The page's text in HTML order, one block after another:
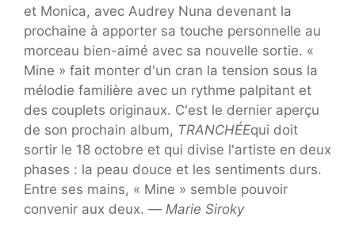
et Monica, avec Audrey Nuna devenant la
prochaine à apporter sa touche personnelle au
morceau bien-aimé avec sa nouvelle sortie. «
Mine » fait monter d'un cran la tension sous la
mélodie familière avec un rythme palpitant et
des couplets originaux. C'est le dernier aperçu
de son prochain album, TRANCHÉEqui doit
sortir le 18 octobre et qui divise l'artiste en deux
phases : la peau douce et les sentiments durs.
Entre ses mains, « Mine » semble pouvoir
convenir aux deux. — Marie Siroky